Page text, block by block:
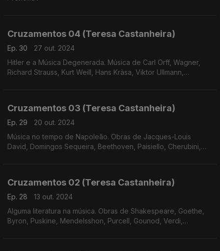
Cruzamentos 04 (Teresa Castanheira)
Ep. 30
27 out. 2024
Hitler e a Música Degenerada. Música de Carl Orff, Wagner,
Richard Strauss, Kurt Weill, Hans Kràsa, Viktor Ullmann,
Cruzamentos 03 (Teresa Castanheira)
Ep. 29
20 out. 2024
Música no tempo de Napoleão. Obras de Jacques-Louis
David, Domingos Sequeira, Beethoven, Paisiello, Cherubini,
Cruzamentos 02 (Teresa Castanheira)
Ep. 28
13 out. 2024
Alguma literatura na música. Obras de Shakespeare, Goethe,
Byron, Puskine, Mendelsshon, Purcell, Gounod, Verdi,